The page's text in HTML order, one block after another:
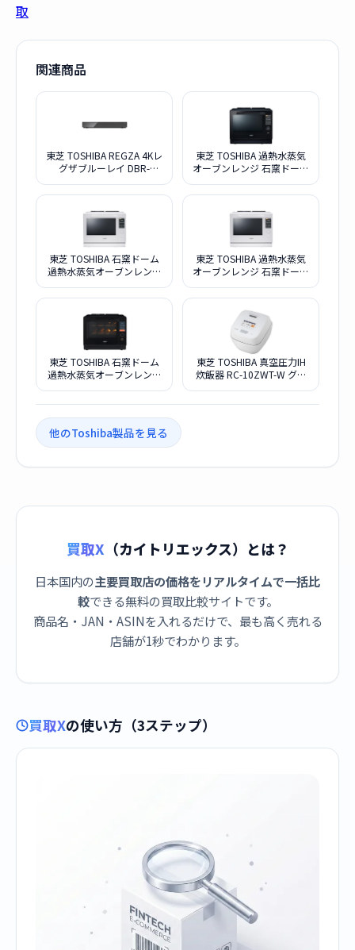
取
関連商品
東芝 TOSHIBA REGZA 4Kレ
グザブルーレイ DBR-
東芝 TOSHIBA 過熱水蒸気
オーブンレンジ 石窯ドーム
東芝 TOSHIBA 石窯ドーム
過熱水蒸気オーブンレンジ
東芝 TOSHIBA 過熱水蒸気
オーブンレンジ 石窯ドーム
東芝 TOSHIBA 石窯ドーム
過熱水蒸気オーブンレンジ
東芝 TOSHIBA 真空圧力IH
炊飯器 RC-10ZWT-W グラ
他のToshiba製品を見る
買取X （カイトリエックス）とは？
日本国内の主要買取店の価格をリアルタイムで一括比
較できる無料の買取比較サイトです。
商品名・JAN・ASINを入れるだけで、最も高く売れる
店舗が1秒でわかります。
買取Xの使い方（3ステップ）